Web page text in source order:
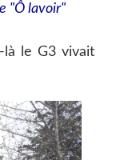
"Ô lavoir"
là le G3 vivait